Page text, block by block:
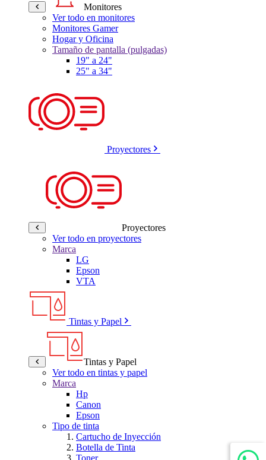
Monitores
Ver todo en monitores
Monitores Gamer
Hogar y Oficina
Tamaño de pantalla (pulgadas)
19" a 24"
25" a 34"
Proyectores
Proyectores
Ver todo en proyectores
Marca
LG
Epson
VTA
Tintas y Papel
Tintas y Papel
Ver todo en tintas y papel
Marca
Hp
Canon
Epson
Tipo de tinta
Cartucho de Inyección
Botella de Tinta
Toner